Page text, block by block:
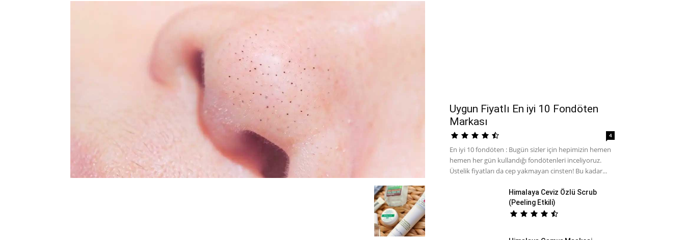
Uygun Fiyatlı En iyi 10 Fondöten
Markası
4
En iyi 10 fondöten : Bugün sizler için hepimizin hemen
hemen her gün kullandığı fondötenleri inceliyoruz.
Üstelik fiyatları da cep yakmayan cinsten! Bu kadar...
Himalaya Ceviz Özlü Scrub
(Peeling Etkili)